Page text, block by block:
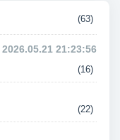
(63)
2026.05.21 21:23:56
(16)
(22)